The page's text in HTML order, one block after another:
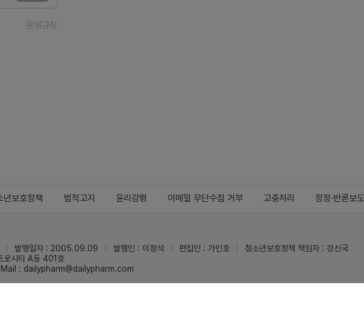
운영규칙
년보호정책 법적고지 윤리강령 이메일 무단수집 거부 고충처리 정정·반론보도
발행일자 : 2005.09.09 발행인 : 이정석 편집인 : 가인호
청소년보호정책 책임자 : 강신국
로시티 A동 401호
Mail : dailypharm@dailypharm.com